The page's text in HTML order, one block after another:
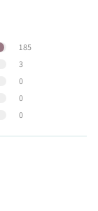
185
3
0
0
0